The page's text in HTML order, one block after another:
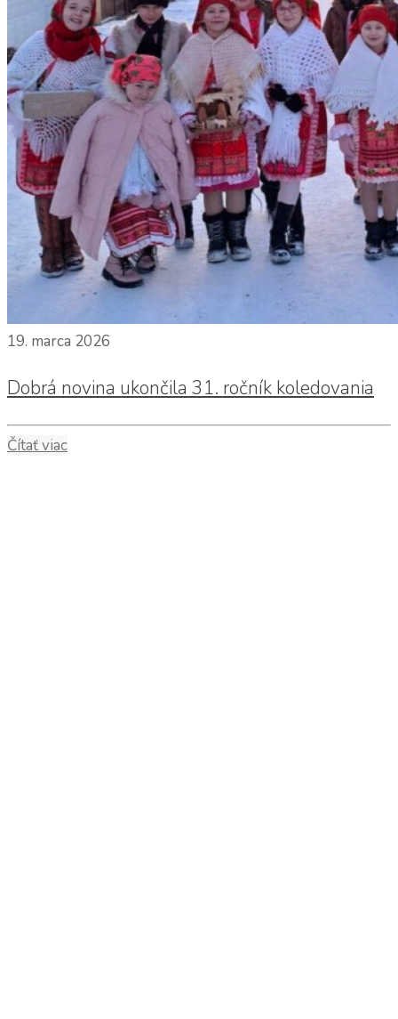
19. marca 2026
Dobrá novina ukončila 31. ročník koledovania
Čítať viac